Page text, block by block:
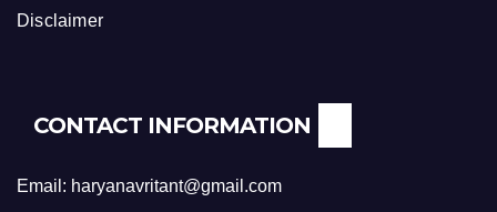
Disclaimer
CONTACT INFORMATION
Email: haryanavritant@gmail.com